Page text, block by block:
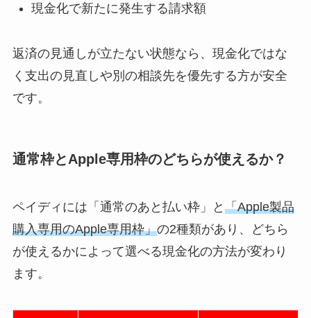
現金化で新たに発生する請求額
返済の見通しが立たない状態なら、現金化ではな
く支出の見直しや別の相談先を優先する方が安全
です。
通常枠とApple専用枠のどちらが使えるか？
ペイディには「通常のあと払い枠」と 「Apple製品
購入専用のApple専用枠」の2種類があり、どちら
が使えるかによって選べる現金化の方法が変わり
ます。